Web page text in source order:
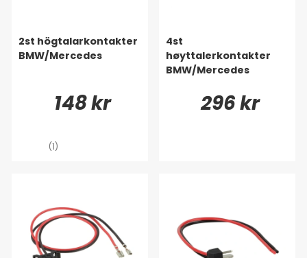
2st högtalarkontakter
BMW/Mercedes
148 kr
(1)
4st
høyttalerkontakter
BMW/Mercedes
296 kr